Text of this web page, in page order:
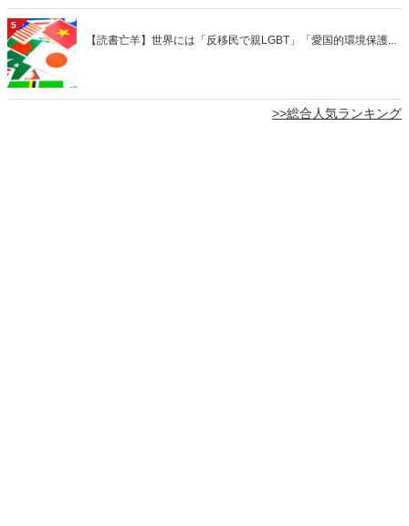
5
【読書亡羊】世界には「反移民で親LGBT」「愛国的環境保護...
>>総合人気ランキング